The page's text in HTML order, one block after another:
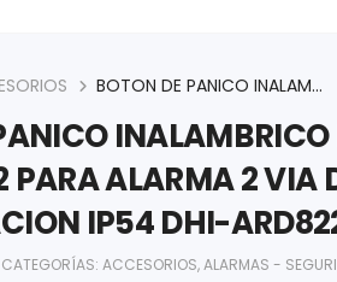
BOTON DE PANICO INALAMBRICO DAHUA DHI-ARD822-W2 PARA ALARMA 2 VIA DE COMUNICACION IP54 DHI-ARD822-W2
ALARMA 2 VIA
IP54 DHI-
CATEGORÍAS: ACCESORIOS,ALARMAS -